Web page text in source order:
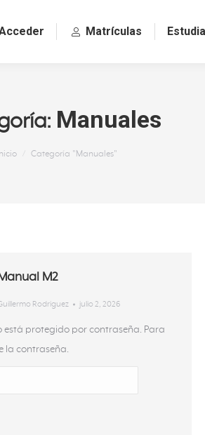
Matrículas
Manuales
Categoría "Manuales"
M2
Rodriguez julio 2, 2026
está protegido por contraseña. Para
la contraseña.